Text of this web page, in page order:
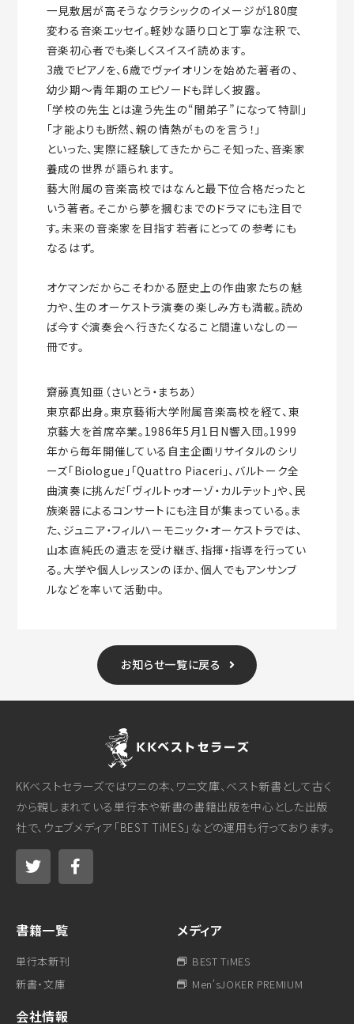
一見敷居が高そうなクラシックのイメージが180度
変わる音楽エッセイ。軽妙な語り口と丁寧な注釈で、
音楽初心者でも楽しくスイスイ読めます。
3歳でピアノを、6歳でヴァイオリンを始めた著者の、
幼少期～青年期のエピソードも詳しく披露。
「学校の先生とは違う先生の“闇弟子”になって特訓」
「才能よりも断然、親の情熱がものを言う！」
といった、実際に経験してきたからこそ知った、音楽家
養成の世界が語られます。
藝大附属の音楽高校ではなんと最下位合格だったと
いう著者。そこから夢を摑むまでのドラマにも注目で
す。未来の音楽家を目指す若者にとっての参考にも
なるはず。
オケマンだからこそわかる歴史上の作曲家たちの魅
力や、生のオーケストラ演奏の楽しみ方も満載。読め
ば今すぐ演奏会へ行きたくなること間違いなしの一
冊です。
齋藤真知亜（さいとう・まちあ）
東京都出身。東京藝術大学附属音楽高校を経て、東
京藝大を首席卒業。1986年5月1日N響入団。1999
年から毎年開催している自主企画リサイタルのシリ
ーズ「Biologue」「Quattro Piaceri」、バルトーク全
曲演奏に挑んだ「ヴィルトゥオーゾ・カルテット」や、民
族楽器によるコンサートにも注目が集まっている。ま
た、ジュニア・フィルハーモニック・オーケストラでは、
山本直純氏の遺志を受け継ぎ、指揮・指導を行ってい
る。大学や個人レッスンのほか、個人でもアンサンブ
ルなどを率いて活動中。
お知らせ一覧に戻る
KKベストセラーズではワニの本、ワニ文庫、ベスト新書として古く
から親しまれている単行本や新書の書籍出版を中心とした出版
社で、ウェブメディア「BEST TiMES」などの運用も行っております。
書籍一覧
単行本新刊
新書・文庫
メディア
BEST TiMES
Men'sJOKER PREMIUM
会社情報